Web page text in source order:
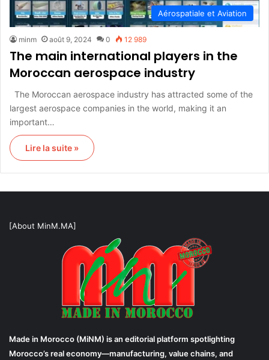
Aérospatiale et Aviation
minm août 9, 2024 0 12 989
The main international players in the
Moroccan aerospace industry
The Moroccan aerospace industry has attracted some of the
largest aerospace companies in the world, making it an
important…
Lire la suite »
[About MinM.MA]
Made in Morocco (MiNM) is an editorial platform spotlighting
Morocco’s real economy—manufacturing, value chains, and